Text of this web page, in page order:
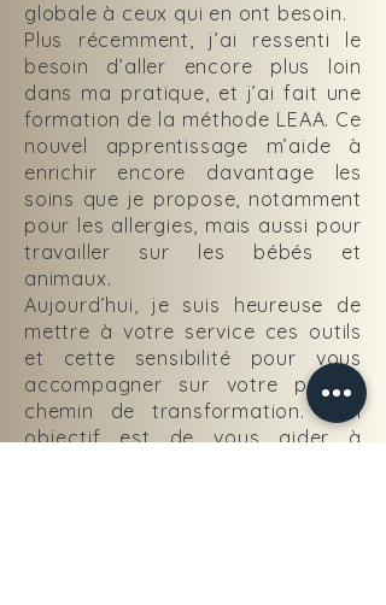
globale à ceux qui en ont besoin.
Plus récemment, j’ai ressenti le
besoin d’aller encore plus loin
dans ma pratique, et j’ai fait une
formation de la méthode LEAA. Ce
nouvel apprentissage m’aide à
enrichir encore davantage les
soins que je propose, notamment
pour les allergies, mais aussi pour
travailler sur les bébés et
animaux.
Aujourd’hui, je suis heureuse de
mettre à votre service ces outils
et cette sensibilité pour vous
accompagner sur votre propre
chemin de transformation. Mon
objectif est de vous aider à